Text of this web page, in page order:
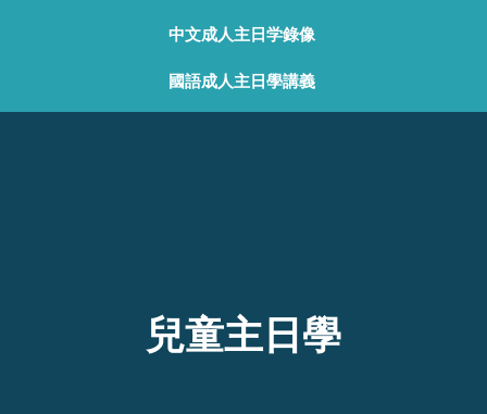
中文成人主日学錄像
國語成人主日學講義
兒童主日學